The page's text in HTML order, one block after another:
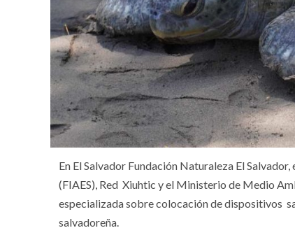
En El Salvador Fundación Naturaleza El
(FIAES), Red Xiuhtic y el Ministerio de Medio
especializada sobre colocación de dispositivos
salvadoreña.